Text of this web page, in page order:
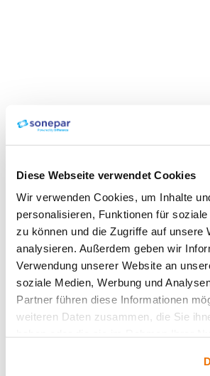
Diese Webseite verwendet Cookies
Wir verwenden Cookies, um Inhalte
personalisieren, Funktionen für
zu können und die Zugriffe auf unsere
analysieren. Außerdem geben wir
Verwendung unserer Website an
soziale Medien, Werbung und
Partner führen diese Informationen
weiteren Daten zusammen, die Sie